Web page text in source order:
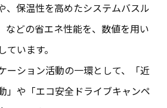
、保温性を高めたシステムバスル
などの省エネ性能を、数値を用い
います。
ーション活動の一環として、「近
」や「エコ安全ドライブキャンペ